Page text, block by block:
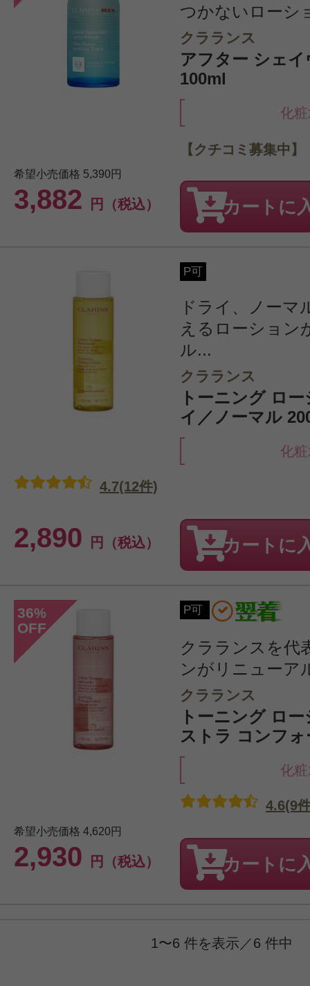
つかないローシ
クラランス
アフター シェ
100ml
化
希望小売価格 5,390円
3,882 円（税込）
【クチコミ募集中】
カートに
P可
ドライ、ノーマ
えるローション
ル...
クラランス
トーニング ロ
イ／ノーマル
化
2,890 円（税込）
4.7(12件)
カートに
36%
OFF
P可
クラランスを代
ンがリニューア
クラランス
トーニング ロ
ストラ コンフ
化
希望小売価格 4,620円
2,930 円（税込）
4.6(9
カートに
1〜6 件を表示／6 件中